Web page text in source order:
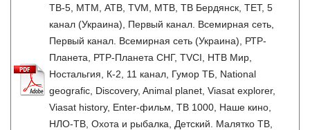
ТВ-5, МТМ, АТВ, TVM, МТВ, ТВ Бердянск, ТЕТ, 5
канал (Украина), Первый канал. Всемирная сеть,
Первый канал. Всемирная сеть (Украина), РТР-
Планета, РТР-Планета СНГ, TVCI, НТВ Мир,
Ностальгия, К-2, 11 канал, Гумор ТБ, National
geografic, Discovery, Animal planet, Viasat explorer,
Viasat history, Enter-фильм, ТВ 1000, Наше кино,
НЛО-ТВ, Охота и рыбалка, Детский. Малятко ТВ,